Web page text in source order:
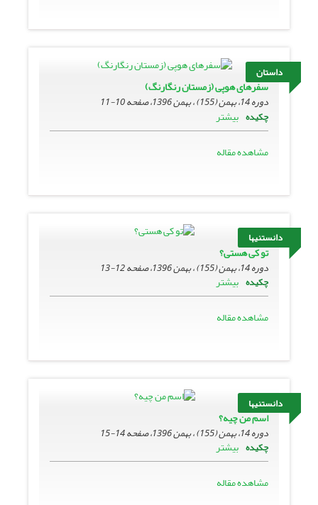
داستان
سفرهای هوپی (زمستان رنگارنگ)
دوره 14، بهمن (155) ، بهمن 1396، صفحه
10-11
چکیده بیشتر
مشاهده مقاله
دانستنیها
تو کی هستی؟
دوره 14، بهمن (155) ، بهمن 1396، صفحه
12-13
چکیده بیشتر
مشاهده مقاله
دانستنیها
اسم من چیه؟
دوره 14، بهمن (155) ، بهمن 1396، صفحه
14-15
چکیده بیشتر
مشاهده مقاله